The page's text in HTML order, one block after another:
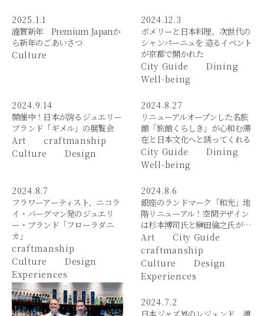
2025.1.1
謹賀新年 Premium Japanか
ら新年のごあいさつ
Culture
2024.12.3
ポメリーと日本料理、次世代の
シャンパーニュを 造るイベント
が京都で開かれた
City Guide
Dining
Well-being
2024.9.14
開催中！日本が誇るジュエリー
ブランド「ギメル」の展覧会
Art
craftmanship
Culture
Design
2024.8.27
リニューアルオープンした名旅
館「旅館くらしき」が心和む滞
在と日本文化へと誘ってくれる
City Guide
Dining
Well-being
2024.8.7
フラワーアーティスト、ニコラ
イ・バーグマン発のジュエリ
ー・ブランド「フローラダニ
カ」
craftmanship
Culture
Design
Experiences
2024.8.6
銀座のランドマーク「和光」地
階リニューアル！空間デザイン
は杉本博司氏と榊田倫之氏が…
Art
City Guide
craftmanship
Culture
Design
Experiences
2024.7.2
日本ジャズ界のレジェンド 渡